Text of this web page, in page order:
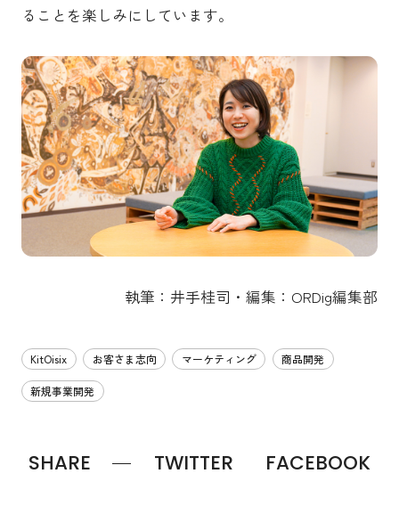
ることを楽しみにしています。
執筆：井手桂司・編集：ORDig編集部
KitOisix お客さま志向 マーケティング 商品開発
新規事業開発
SHARE TWITTER FACEBOOK